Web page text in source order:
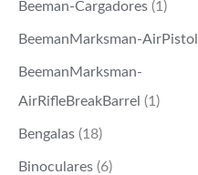
Beeman-Cargadores (1)
BeemanMarksman-AirPistol
BeemanMarksman-
AirRifleBreakBarrel (1)
Bengalas (18)
Binoculares (6)